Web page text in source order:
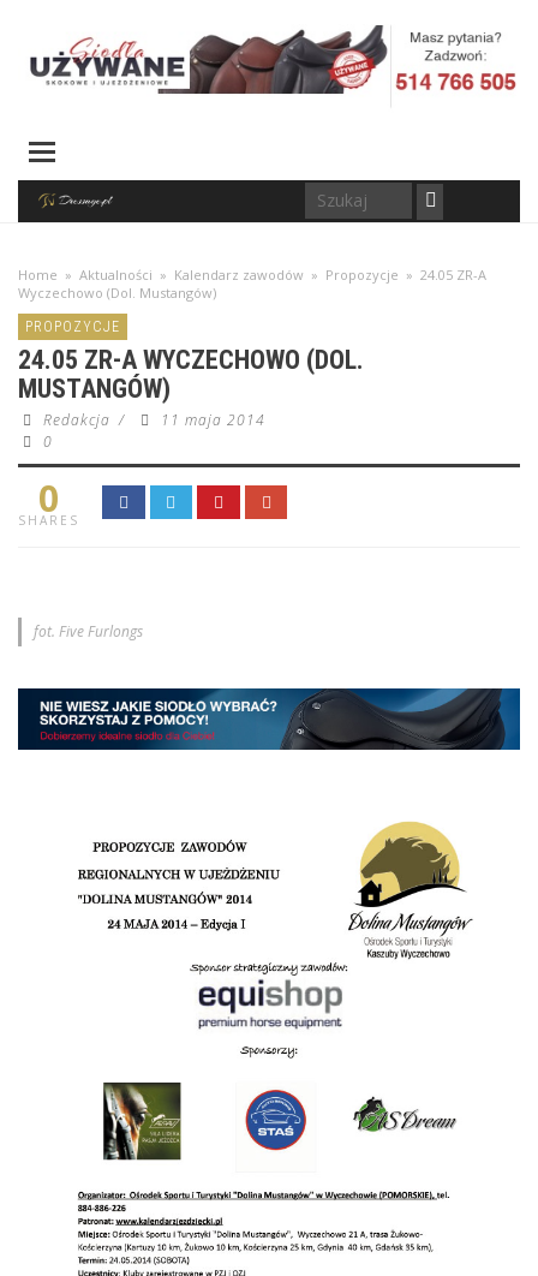
Home » Aktualności » Kalendarz zawodów » Propozycje » 24.05 ZR-A
Wyczechowo (Dol. Mustangów)
PROPOZYCJE
24.05 ZR-A WYCZECHOWO (DOL.
MUSTANGÓW)
Redakcja /
11 maja 2014
0
0
SHARES
fot. Five Furlongs